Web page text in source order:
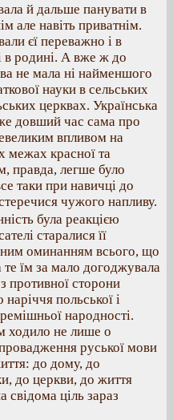
й дальше панувати в
але навіть приватнім.
єї переважно і в
в родині. А вже ж до
не мала ні найменшого
науки в сельських
церквах. Українська
довший час сама про
впливом на
межах красної та
правда, легше було
таки при навичці до
чужого напливу.
була реакцією
старалися її
оминанням всього, що
їм за мало догоджувала
противної сторони
польської і
народності.
ходило не лише о
руської мови
до дому, до
до церкви, до життя
свідома ціль зараз